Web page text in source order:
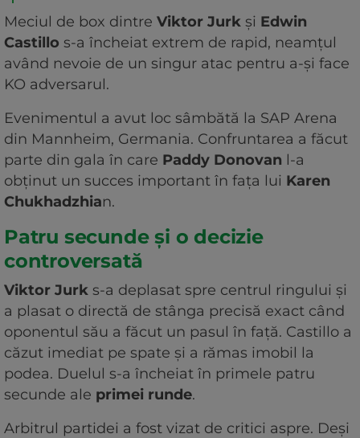
Meciul de box dintre Viktor Jurk și Edwin
Castillo s-a încheiat extrem de rapid, neamțul
având nevoie de un singur atac pentru a-și face
KO adversarul.
Evenimentul a avut loc sâmbătă la SAP Arena
din Mannheim, Germania. Confruntarea a făcut
parte din gala în care Paddy Donovan l-a
obținut un succes important în fața lui Karen
Chukhadzhian.
Patru secunde și o decizie
controversată
Viktor Jurk s-a deplasat spre centrul ringului și
a plasat o directă de stânga precisă exact când
oponentul său a făcut un pasul în față. Castillo a
căzut imediat pe spate și a rămas imobil la
podea. Duelul s-a încheiat în primele patru
secunde ale primei runde.
Arbitrul partidei a fost vizat de critici aspre. Deși